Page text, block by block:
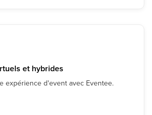
et hybrides
expérience d'event avec Eventee.